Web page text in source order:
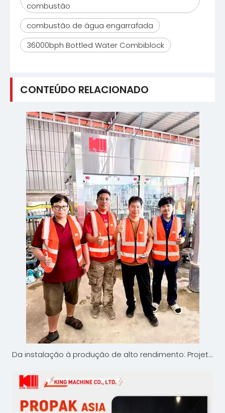
combustão
combustão de água engarrafada
36000bph Bottled Water Combiblock
CONTEÚDO RELACIONADO
Da instalação à produção de alto rendimento: Projeto de água engarrafada da King Machine na Tailândia obtém alta satisfação do cliente